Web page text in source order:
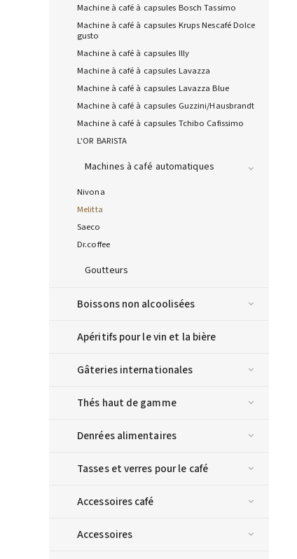
Machine à café à capsules Bosch Tassimo
Machine à café à capsules Krups Nescafé Dolce
gusto
Machine à café à capsules Illy
Machine à café à capsules Lavazza
Machine à café à capsules Lavazza Blue
Machine à café à capsules Guzzini/Hausbrandt
Machine à café à capsules Tchibo Cafissimo
L'OR BARISTA
Machines à café automatiques
Nivona
Melitta
Saeco
Dr.coffee
Goutteurs
Boissons non alcoolisées
Apéritifs pour le vin et la bière
Gâteries internationales
Thés haut de gamme
Denrées alimentaires
Tasses et verres pour le café
Accessoires café
Accessoires